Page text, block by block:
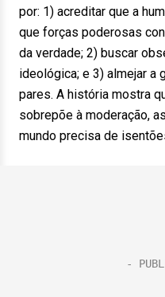
por: 1) acreditar que a
que forças poderosas
da verdade; 2) buscar
ideológica; e 3) almejar a
pares. A história mostra
sobrepõe à moderação,
mundo precisa de